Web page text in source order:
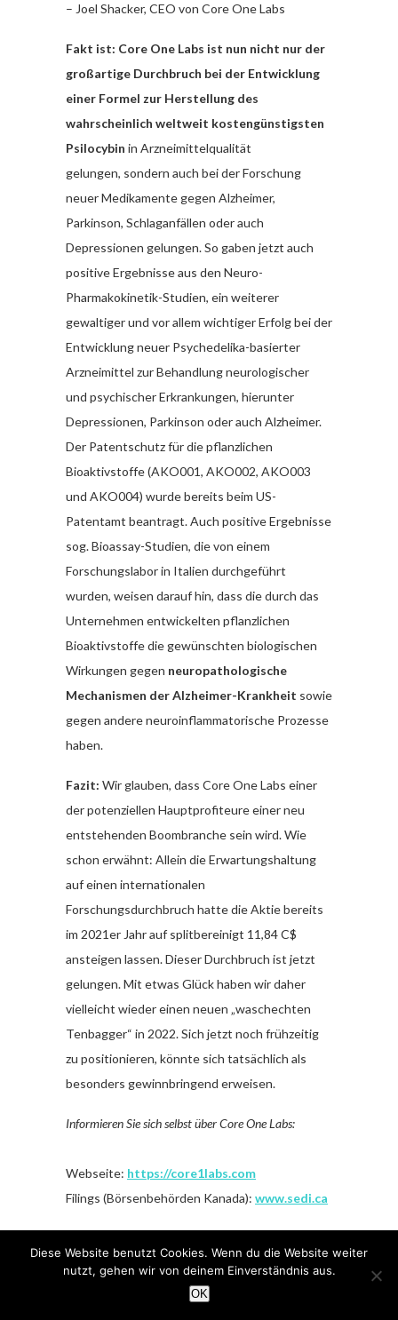
– Joel Shacker, CEO von Core One Labs
Fakt ist: Core One Labs ist nun nicht nur der
großartige Durchbruch bei der Entwicklung
einer Formel zur Herstellung des
wahrscheinlich weltweit kostengünstigsten
Psilocybin in Arzneimittelqualität
gelungen, sondern auch bei der Forschung
neuer Medikamente gegen Alzheimer,
Parkinson, Schlaganfällen oder auch
Depressionen gelungen. So gaben jetzt auch
positive Ergebnisse aus den Neuro-
Pharmakokinetik-Studien, ein weiterer
gewaltiger und vor allem wichtiger Erfolg bei der
Entwicklung neuer Psychedelika-basierter
Arzneimittel zur Behandlung neurologischer
und psychischer Erkrankungen, hierunter
Depressionen, Parkinson oder auch Alzheimer.
Der Patentschutz für die pflanzlichen
Bioaktivstoffe (AKO001, AKO002, AKO003
und AKO004) wurde bereits beim US-
Patentamt beantragt. Auch positive Ergebnisse
sog. Bioassay-Studien, die von einem
Forschungslabor in Italien durchgeführt
wurden, weisen darauf hin, dass die durch das
Unternehmen entwickelten pflanzlichen
Bioaktivstoffe die gewünschten biologischen
Wirkungen gegen neuropathologische
Mechanismen der Alzheimer-Krankheit sowie
gegen andere neuroinflammatorische Prozesse
haben.
Fazit: Wir glauben, dass Core One Labs einer
der potenziellen Hauptprofiteure einer neu
entstehenden Boombranche sein wird. Wie
schon erwähnt: Allein die Erwartungshaltung
auf einen internationalen
Forschungsdurchbruch hatte die Aktie bereits
im 2021er Jahr auf splitbereinigt 11,84 C$
ansteigen lassen. Dieser Durchbruch ist jetzt
gelungen. Mit etwas Glück haben wir daher
vielleicht wieder einen neuen „waschechten
Tenbagger“ in 2022. Sich jetzt noch frühzeitig
zu positionieren, könnte sich tatsächlich als
besonders gewinnbringend erweisen.
Informieren Sie sich selbst über Core One Labs:
Webseite: https://core1labs.com
Filings (Börsenbehörden Kanada): www.sedi.ca
Ihnen wie immer viel Erfolg!
Diese Website benutzt Cookies. Wenn du die Website weiter
nutzt, gehen wir von deinem Einverständnis aus.
OK